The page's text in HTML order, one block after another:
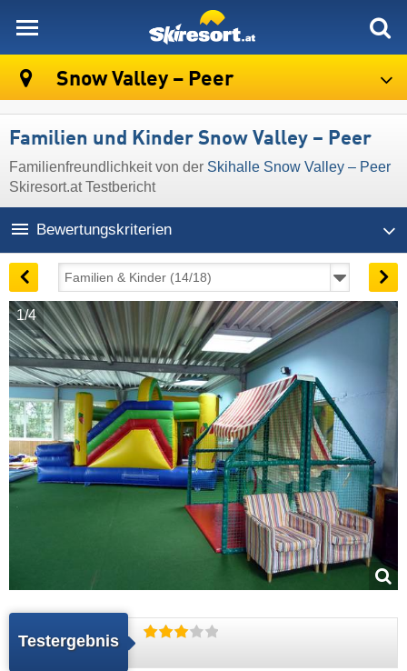
Snow Valley – Peer
Familien und Kinder Snow Valley – Peer
Familienfreundlichkeit von der Skihalle Snow Valley – Peer
Skiresort.at Testbericht
Bewertungskriterien
1/4
Testergebnis